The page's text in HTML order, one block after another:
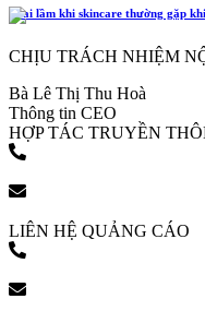
4 sai lầm khi skincare thường gặp
CHỊU TRÁCH NHIỆM
Bà Lê Thị Thu Hoà
Thông tin CEO
HỢP TÁC TRUYỀN
LIÊN HỆ QUẢNG CÁO